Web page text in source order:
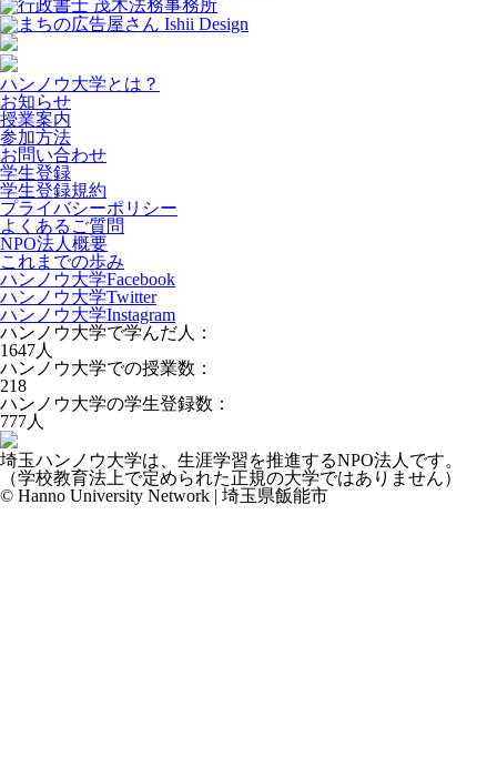
ハンノウ大学とは？
お知らせ
授業案内
参加方法
お問い合わせ
学生登録
学生登録規約
プライバシーポリシー
よくあるご質問
NPO法人概要
これまでの歩み
ハンノウ大学Facebook
ハンノウ大学Twitter
ハンノウ大学Instagram
ハンノウ大学で学んだ人：
1647人
ハンノウ大学での授業数：
218
ハンノウ大学の学生登録数：
777人
埼玉ハンノウ大学は、生涯学習を推進するNPO法人です。
（学校教育法上で定められた正規の大学ではありません）
© Hanno University Network | 埼玉県飯能市